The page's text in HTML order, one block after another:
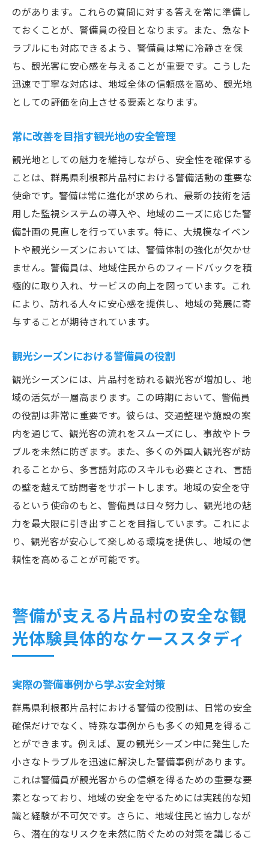
のがあります。これらの質問に対する答えを常に準備し
ておくことが、警備員の役目となります。また、急なト
ラブルにも対応できるよう、警備員は常に冷静さを保
ち、観光客に安心感を与えることが重要です。こうした
迅速で丁寧な対応は、地域全体の信頼感を高め、観光地
としての評価を向上させる要素となります。
常に改善を目指す観光地の安全管理
観光地としての魅力を維持しながら、安全性を確保する
ことは、群馬県利根郡片品村における警備活動の重要な
使命です。警備は常に進化が求められ、最新の技術を活
用した監視システムの導入や、地域のニーズに応じた警
備計画の見直しを行っています。特に、大規模なイベン
トや観光シーズンにおいては、警備体制の強化が欠かせ
ません。警備員は、地域住民からのフィードバックを積
極的に取り入れ、サービスの向上を図っています。これ
により、訪れる人々に安心感を提供し、地域の発展に寄
与することが期待されています。
観光シーズンにおける警備員の役割
観光シーズンには、片品村を訪れる観光客が増加し、地
域の活気が一層高まります。この時期において、警備員
の役割は非常に重要です。彼らは、交通整理や施設の案
内を通じて、観光客の流れをスムーズにし、事故やトラ
ブルを未然に防ぎます。また、多くの外国人観光客が訪
れることから、多言語対応のスキルも必要とされ、言語
の壁を越えて訪問者をサポートします。地域の安全を守
るという使命のもと、警備員は日々努力し、観光地の魅
力を最大限に引き出すことを目指しています。これによ
り、観光客が安心して楽しめる環境を提供し、地域の信
頼性を高めることが可能です。
警備が支える片品村の安全な観
光体験具体的なケーススタディ
実際の警備事例から学ぶ安全対策
群馬県利根郡片品村における警備の役割は、日常の安全
確保だけでなく、特殊な事例からも多くの知見を得るこ
とができます。例えば、夏の観光シーズン中に発生した
小さなトラブルを迅速に解決した警備事例があります。
これは警備員が観光客からの信頼を得るための重要な要
素となっており、地域の安全を守るためには実践的な知
識と経験が不可欠です。さらに、地域住民と協力しなが
ら、潜在的なリスクを未然に防ぐための対策を講じるこ